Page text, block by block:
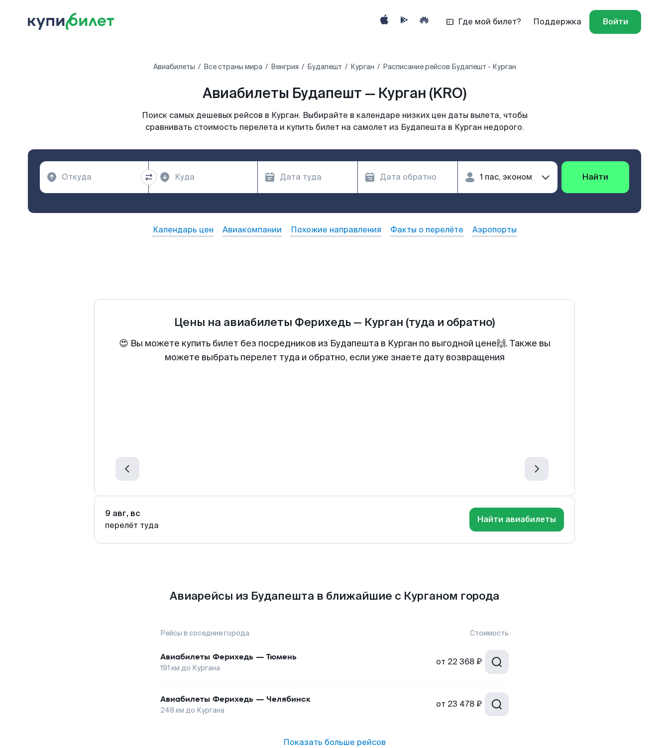
Где мой билет? Поддержка Войти
Авиабилеты Все страны мира Венгрия Будапешт Курган Расписание рейсов Будапешт - Курган
Авиабилеты Будапешт — Курган (KRO)
Поиск самых дешевых рейсов в Курган. Выбирайте в календаре низких цен даты вылета, чтобы
сравнивать стоимость перелета и купить билет на самолет из Будапешта в Курган недорого.
Найти
Календарь цен Авиакомпании Похожие направления Факты о перелёте Аэропорты
Цены на авиабилеты Ферихедь — Курган (туда и обратно)
😍 Вы можете купить билет без посредников из Будапешта в Курган по выгодной цене🙌. Также вы
можете выбрать перелет туда и обратно, если уже знаете дату возвращения
9 авг, вс
перелёт туда
Найти авиабилеты
Авиарейсы из Будапешта в ближайшие с Курганом города
Рейсы в соседние города Стоимость
Авиабилеты Ферихедь — Тюмень
191 км до Кургана
от 22 368 ₽
Авиабилеты Ферихедь — Челябинск
248 км до Кургана
от 23 478 ₽
Показать больше рейсов